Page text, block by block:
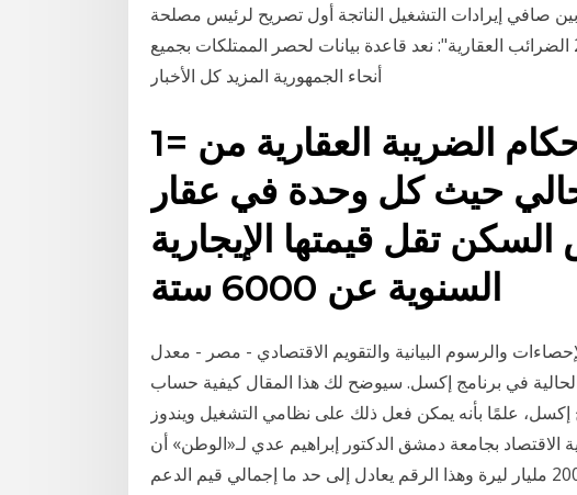
صافي إيرادات التشغيل الناتجة أول تصريح لرئيس مصلحة
الضرائب العقارية الجديد المزيد 2019/03/28 الضرائب العقارية": نعد قاعدة بيانات لحصر الممتلكات بجميع
أنحاء الجمهورية المزيد كل الأخبار
1= توحيد وتنسيق أحكام الضريبة العقارية من
حيث كل وحدة في عقار
تقل قيمتها الإيجارية
والرسوم البيانية والتقويم الاقتصادي - مصر - معدل
في برنامج إكسل. سيوضح لك هذا المقال كيفية حساب
إكسل، علمًا بأنه يمكن فعل ذلك على نظامي التشغيل ويندوز
بجامعة دمشق الدكتور إبراهيم عدي لـ«الوطن» أن
حجم التهرب الضريبي حالياً يقدر بحدود 2000 مليار ليرة وهذا الرقم يعادل إلى حد ما إجمالي قيم الدعم